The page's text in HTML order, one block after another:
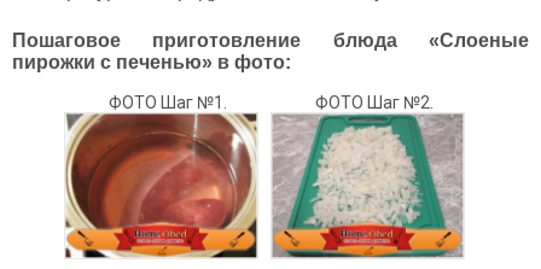
Пошаговое приготовление блюда «Слоеные
пирожки с печенью» в фото:
ФОТО Шаг №1. ФОТО Шаг №2.